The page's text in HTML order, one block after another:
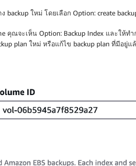
ใหม่ โดยเลือก Option: create
ณจะเห็น Option: Backup Index และให้ท
plan ใหม่ หรือแก้ไข backup plan ที่มีอยู่